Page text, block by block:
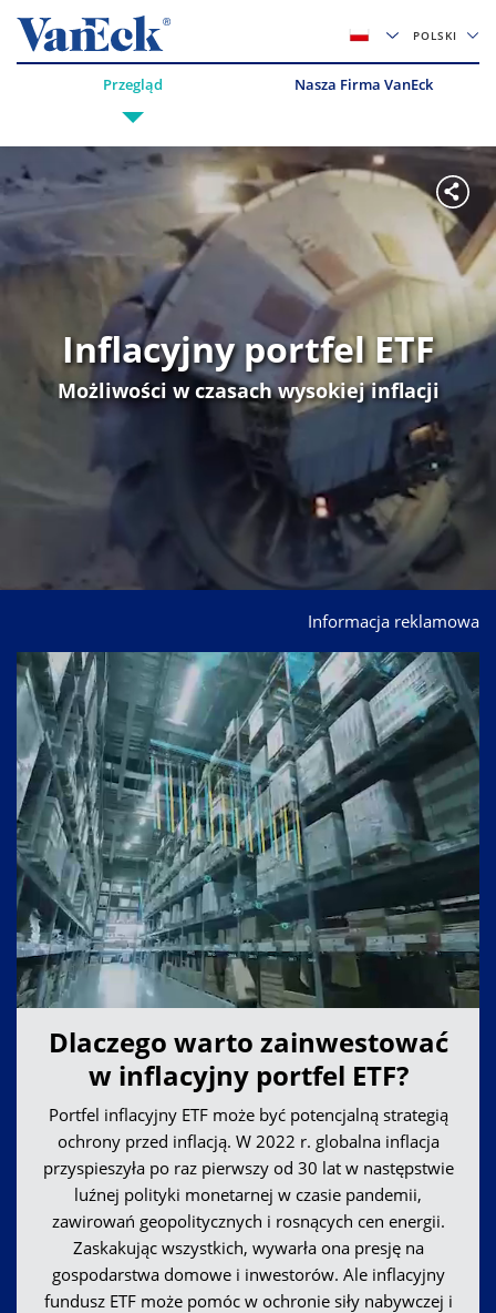
POLSKI
Przegląd Nasza Firma VanEck
Inflacyjny portfel ETF
Możliwości w czasach wysokiej inflacji
Informacja reklamowa
Dlaczego warto zainwestować
w inflacyjny portfel ETF?
Portfel inflacyjny ETF może być potencjalną strategią
ochrony przed inflacją. W 2022 r. globalna inflacja
przyspieszyła po raz pierwszy od 30 lat w następstwie
luźnej polityki monetarnej w czasie pandemii,
zawirowań geopolitycznych i rosnących cen energii.
Zaskakując wszystkich, wywarła ona presję na
gospodarstwa domowe i inwestorów. Ale inflacyjny
fundusz ETF może pomóc w ochronie siły nabywczej i